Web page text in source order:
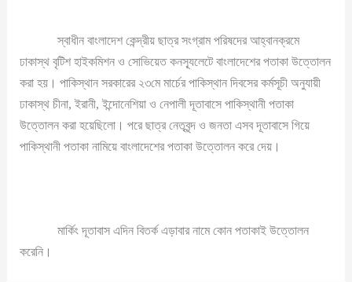
স্বাধীন বাংলাদেশ কেন্দ্রীয় ছাত্র সংগ্রাম পরিষদের আহ্বানক্রমে
ঢাকাস্থ বৃটিশ হাইকমিশন ও সোভিয়েত কনস্যূলেটে বাংলাদেশের পতাকা উত্তোলন
করা হয়। পাকিস্থান সরকারের ২৩মে মার্চের পাকিস্থান দিবসের কর্মসূচী অনুযায়ী
ঢাকাস্থ চীনা, ইরানী, ইন্দোনেশিয়া ও নেপালী দূতাবাসে পাকিস্থানী পতাকা
উত্তোলন করা হয়েছিলো। পরে ছাত্র নেতৃবৃন্দ ও জনতা এসব দূতাবাসে গিয়ে
পাকিস্থানী পতাকা নামিয়ে বাংলাদেশের পতাকা উত্তোলন করে দেয়।
মার্কিং দূতাবাস এদিন বিতর্ক এড়াবার নামে কোন পতাকাই উত্তোলন
করেনি।